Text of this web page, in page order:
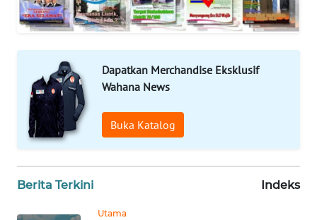
Dapatkan Merchandise Eksklusif
Wahana News
Buka Katalog
Berita Terkini Indeks
Utama
WN
NTT
KEPRI
WN
PAPUA
WN
PAPUA